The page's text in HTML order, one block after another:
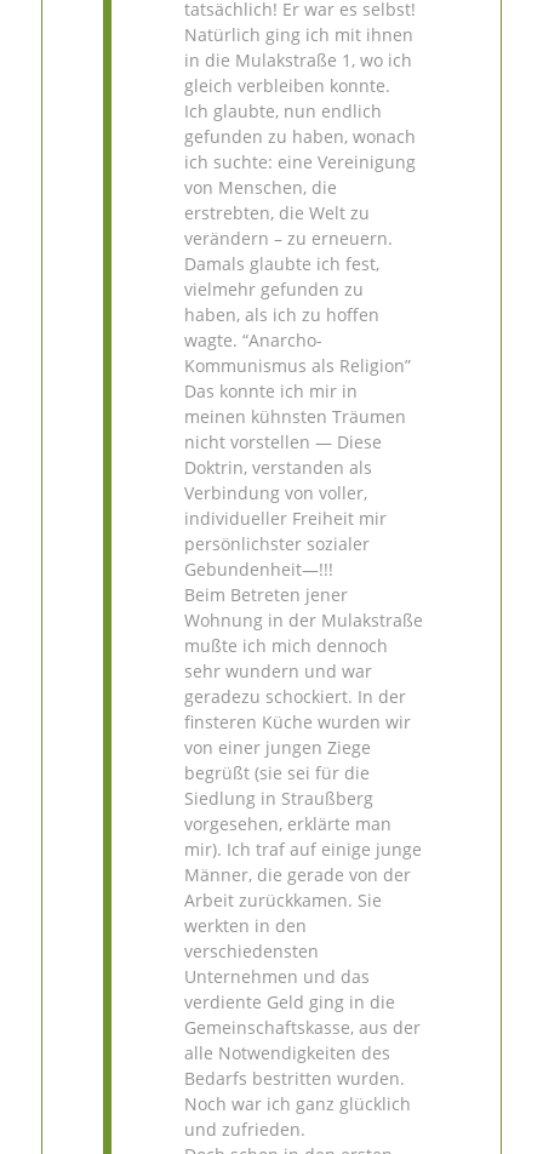
tatsächlich! Er war es selbst!
Natürlich ging ich mit ihnen
in die Mulakstraße 1, wo ich
gleich verbleiben konnte.
Ich glaubte, nun endlich
gefunden zu haben, wonach
ich suchte: eine Vereinigung
von Menschen, die
erstrebten, die Welt zu
verändern – zu erneuern.
Damals glaubte ich fest,
vielmehr gefunden zu
haben, als ich zu hoffen
wagte. “Anarcho-
Kommunismus als Religion”
Das konnte ich mir in
meinen kühnsten Träumen
nicht vorstellen — Diese
Doktrin, verstanden als
Verbindung von voller,
individueller Freiheit mir
persönlichster sozialer
Gebundenheit—!!!
Beim Betreten jener
Wohnung in der Mulakstraße
mußte ich mich dennoch
sehr wundern und war
geradezu schockiert. In der
finsteren Küche wurden wir
von einer jungen Ziege
begrüßt (sie sei für die
Siedlung in Straußberg
vorgesehen, erklärte man
mir). Ich traf auf einige junge
Männer, die gerade von der
Arbeit zurückkamen. Sie
werkten in den
verschiedensten
Unternehmen und das
verdiente Geld ging in die
Gemeinschaftskasse, aus der
alle Notwendigkeiten des
Bedarfs bestritten wurden.
Noch war ich ganz glücklich
und zufrieden.